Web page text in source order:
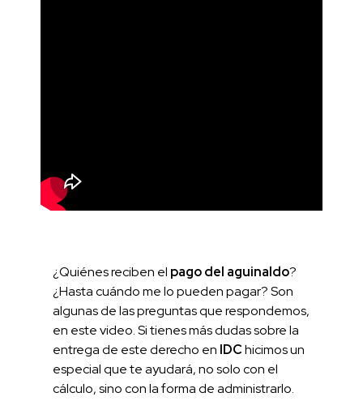
¿Quiénes reciben el pago del aguinaldo?
¿Hasta cuándo me lo pueden pagar? Son
algunas de las preguntas que respondemos,
en este video. Si tienes más dudas sobre la
entrega de este derecho en IDChicimos un
especial que te ayudará, no solo con el
cálculo, sino con la forma de administrarlo.